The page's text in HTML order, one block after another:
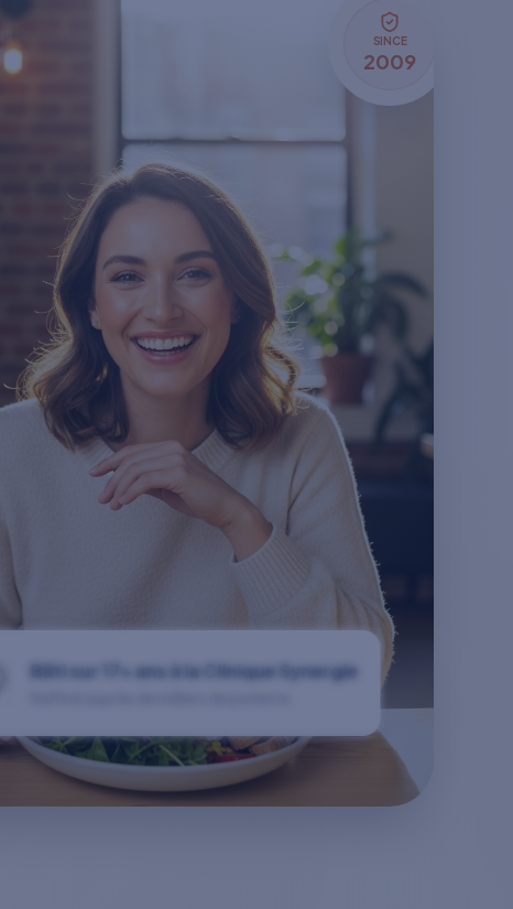
SINCE
2009
Bâti sur 17+ ans à la Clinique Synergie